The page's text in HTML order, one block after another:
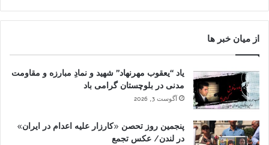
از میان خبر ها
یاد “یعقوب مهرنهاد” شهید و نمادِ مبارزه و مقاومت
مدنی در بلوچستان گرامی باد
آگوست 3, 2026
پنجمین روز تحصن «کارزار علیه اعدام در ایران»
در لندن/ عکس تجمع